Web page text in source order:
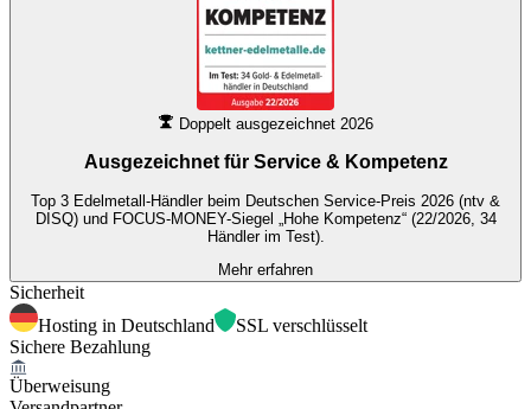
Doppelt ausgezeichnet 2026
Ausgezeichnet für Service & Kompetenz
Top 3 Edelmetall-Händler beim Deutschen Service-Preis 2026 (ntv &
DISQ) und FOCUS-MONEY-Siegel „Hohe Kompetenz“ (22/2026, 34
Händler im Test).
Mehr erfahren
Sicherheit
Hosting in Deutschland
SSL verschlüsselt
Sichere Bezahlung
Überweisung